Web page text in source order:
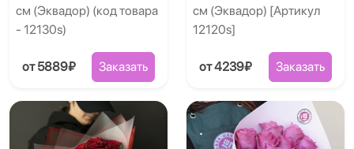
см (Эквадор) (код товара
- 12130s)
от 5889₽ Заказать
см (Эквадор) [Артикул
12120s]
от 4239₽ Заказать